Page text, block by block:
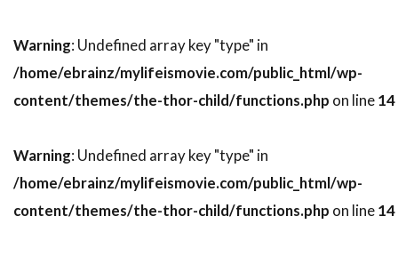
トレイシー・ウォルター
トレバー・モーガン
トレヴァ・エチエンヌ
トレヴァー・ジョーンズ
トータス松本（ウルフルズ）
Warning: Undefined array key "type" in
/home/ebrainz/mylifeismovie.com/public_html/wp-
content/themes/the-thor-child/functions.php on line14
Warning: Undefined array key "type" in
/home/ebrainz/mylifeismovie.com/public_html/wp-
content/themes/the-thor-child/functions.php on line14